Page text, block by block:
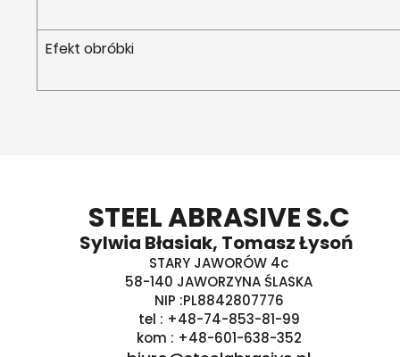
Efekt obróbki
STEEL ABRASIVE S.C
Sylwia Błasiak, Tomasz Łysoń
STARY JAWORÓW 4c
58-140 JAWORZYNA ŚLASKA
NIP :PL8842807776
tel : +48-74-853-81-99
kom : +48-601-638-352